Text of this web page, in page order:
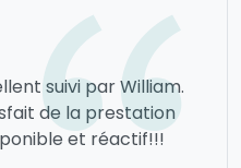
suivi par William.
de la prestation
et réactif!!!